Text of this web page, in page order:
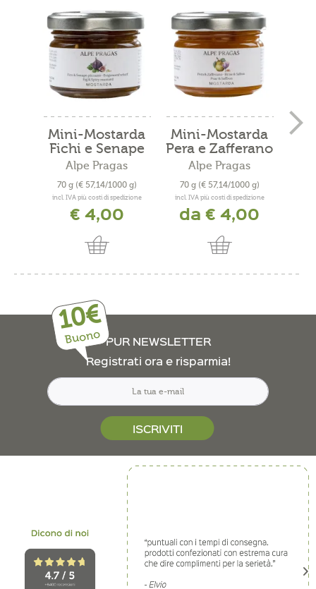
Mini-Mostarda
Fichi e Senape
Alpe Pragas
70 g (€ 57,14/1000 g)
incl. IVA più costi di spedizione
€ 4,00
Mini-Mostarda
Pera e Zafferano
Alpe Pragas
70 g (€ 57,14/1000 g)
incl. IVA più costi di spedizione
da € 4,00
10€
Buono PUR NEWSLETTER
Registrati ora e risparmia!
ISCRIVITI